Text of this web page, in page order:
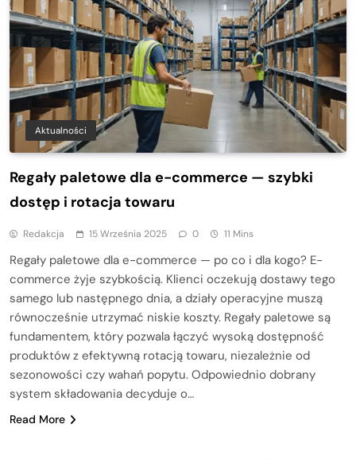
Aktualności
Regały paletowe dla e-commerce — szybki
dostęp i rotacja towaru
Redakcja 15 Września 2025 0 11 Mins
Regały paletowe dla e-commerce — po co i dla kogo? E-
commerce żyje szybkością. Klienci oczekują dostawy tego
samego lub następnego dnia, a działy operacyjne muszą
równocześnie utrzymać niskie koszty. Regały paletowe są
fundamentem, który pozwala łączyć wysoką dostępność
produktów z efektywną rotacją towaru, niezależnie od
sezonowości czy wahań popytu. Odpowiednio dobrany
system składowania decyduje o…
Read More